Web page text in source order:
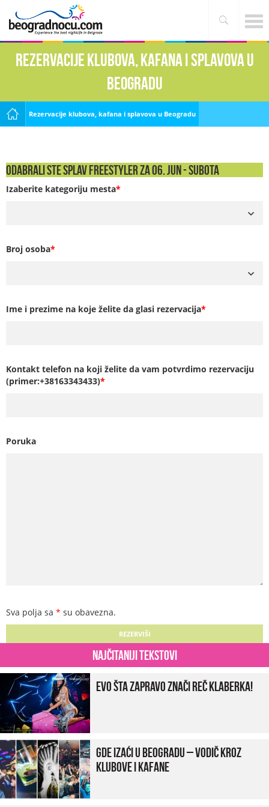
Rezervacije klubova, kafana i splavova u
Beogradu
Rezervacije klubova, kafana i splavova u Beogradu
Odabrali ste Splav Freestyler za 06. Jun - SUBOTA
Izaberite kategoriju mesta*
Broj osoba*
Ime i prezime na koje želite da glasi rezervacija*
Kontakt telefon na koji želite da vam potvrdimo rezervaciju
(primer:+38163343433)*
Poruka
Sva polja sa * su obavezna.
Najčitaniji tekstovi
Evo šta zapravo znači reč klaberka!
Gde izaći u Beogradu – vodič kroz
klubove i kafane